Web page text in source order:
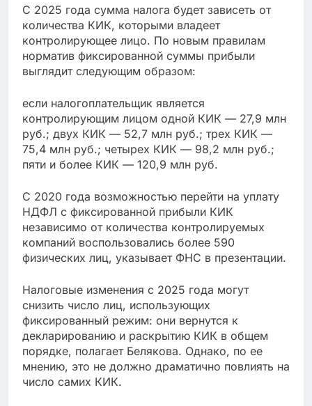
С 2025 года сумма налога будет зависеть от
количества КИК, которыми владеет
контролирующее лицо. По новым правилам
норматив фиксированной суммы прибыли
выглядит следующим образом:
если налогоплательщик является
контролирующим лицом одной КИК — 27,9 млн
руб.; двух КИК — 52,7 млн руб.; трех КИК —
75,4 млн руб.; четырех КИК — 98,2 млн руб.;
пяти и более КИК — 120,9 млн руб.
С 2020 года возможностью перейти на уплату
НДФЛ с фиксированной прибыли КИК
независимо от количества контролируемых
компаний воспользовались более 590
физических лиц, указывает ФНС в презентации.
Налоговые изменения с 2025 года могут
снизить число лиц, использующих
фиксированный режим: они вернутся к
декларированию и раскрытию КИК в общем
порядке, полагает Белякова. Однако, по ее
мнению, это не должно драматично повлиять на
число самих КИК.